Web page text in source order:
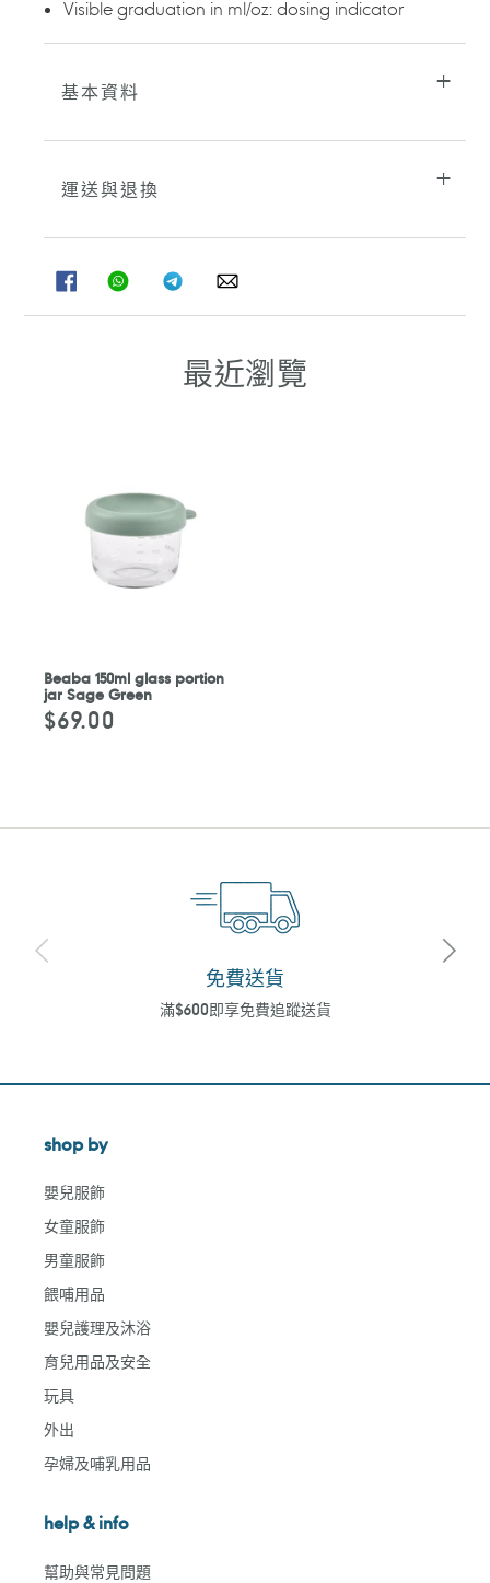
Visible graduation in ml/oz: dosing indicator
基本資料
運送與退換
FACEBOOK
分
享
WHATSAPPTELEGRAM
分
享
WHATSAPP
最近瀏覽
Beaba 150ml glass portion
jar Sage Green
定
價
$69.00
免費送貨
滿$600即享免費追蹤送貨
shop by
嬰兒服飾
女童服飾
男童服飾
餵哺用品
嬰兒護理及沐浴
育兒用品及安全
玩具
外出
孕婦及哺乳用品
help & info
幫助與常見問題